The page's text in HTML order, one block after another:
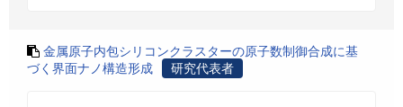
金属原子内包シリコンクラスターの原子数制御合成に基
づく界面ナノ構造形成
研究代表者